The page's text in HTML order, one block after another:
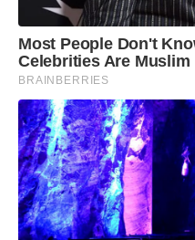
Most People Don't
Celebrities Are Muslim
BRAINBERRIES